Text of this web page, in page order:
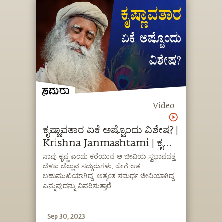
Video
ಕೃಷ್ಣಾವತಾರ ಏಕೆ ಅಷ್ಟೊಂದು ವಿಶೇಷ? |
Krishna Janmashtami | ಕೃಷ್ಣ
ಜನ್ಮಾಷ್ಟಮಿ | Sadhguru
Kannada
ನಾವು ಕೃಷ್ಣ ಎಂದು ಕರೆಯುವ ಆ ಜೀವಿಯ ಸ್ವಭಾವದತ್ತ
ಬೆಳಕು ಚೆಲ್ಲುವ ಸದ್ಗುರುಗಳು, ಹೇಗೆ ಆತ
ಬಹುಮುಖಿಯಾಗಿದ್ದ, ಅತ್ಯಂತ ಸಮರ್ಥ ಜೀವಿಯಾಗಿದ್ದ
ಎನ್ನುವುದನ್ನು ವಿವರಿಸುತ್ತಾರೆ.
Sep 30, 2023